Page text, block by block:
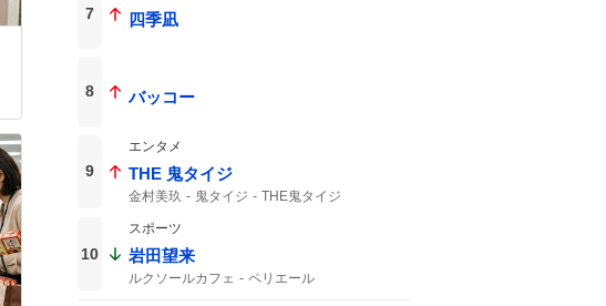
7 四季凪
8 バッコー
9
エンタメ
THE 鬼タイジ
金村美玖 鬼タイジ THE鬼タイジ
10
スポーツ
岩田望来
ルクソールカフェ
ペリエール